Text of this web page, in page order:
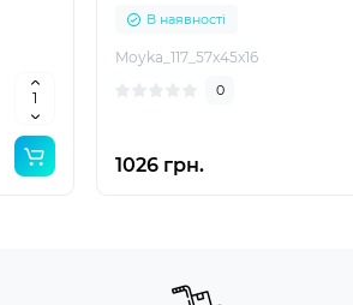
В наявності
Moyka_117_57x45x16
0
1026 грн.